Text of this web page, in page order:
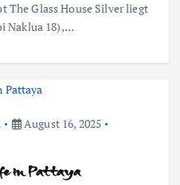
The Glass House Silver liegt
Naklua 18),…
August 16, 2025
in Pattaya